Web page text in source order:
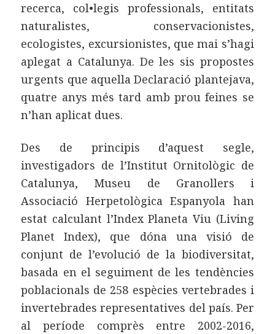
recerca, col•legis professionals, entitats
naturalistes, conservacionistes,
ecologistes, excursionistes, que mai s’hagi
aplegat a Catalunya. De les sis propostes
urgents que aquella Declaració plantejava,
quatre anys més tard amb prou feines se
n’han aplicat dues.
Des de principis d’aquest segle,
investigadors de l’Institut Ornitològic de
Catalunya, Museu de Granollers i
Associació Herpetològica Espanyola han
estat calculant l’Index Planeta Viu (Living
Planet Index), que dóna una visió de
conjunt de l’evolució de la biodiversitat,
basada en el seguiment de les tendències
poblacionals de 258 espècies vertebrades i
invertebrades representatives del país. Per
al període comprès entre 2002-2016,